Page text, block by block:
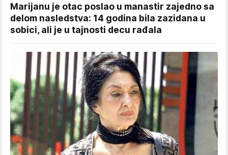
Marijanu je otac poslao u manastir zajedno sa
delom nasledstva: 14 godina bila zazidana u
sobici, ali je u tajnosti decu rađala